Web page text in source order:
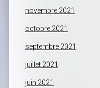
novembre 2021
octobre 2021
septembre 2021
juillet 2021
juin 2021